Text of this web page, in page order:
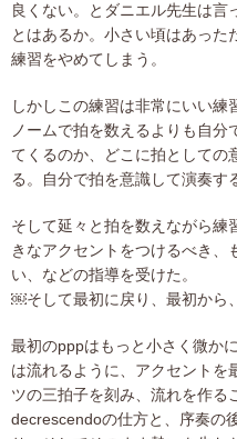
良くない。とダニエル先生は言
とはあるか。小さい頃はあっ
練習をやめてしまう。
しかしこの練習は非常にいい練
ノームで拍を数えるよりも自
てくるのか、どこに拍としての
る。自分で拍を意識して演奏す
そして延々と拍を数えながら練
きなアクセントをつけるべき、
い、などの指導を受けた。
￼そして最初に戻り、最初から
最初のpppはもっと小さく微か
は流れるように、アクセントを
ツの三拍子を刻み、流れを作る
decrescendoの仕方と、序奏の